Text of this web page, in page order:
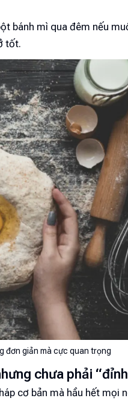
bánh mì qua đêm nếu
tốt.
đơn giản mà cực quan trọng
chưa phải
cơ bản mà hầu hết mọi